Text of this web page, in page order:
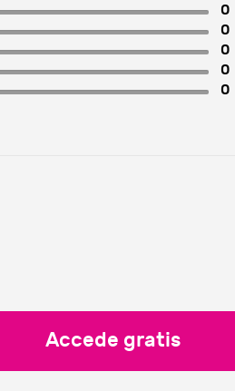
0
0
0
0
0
Accede gratis